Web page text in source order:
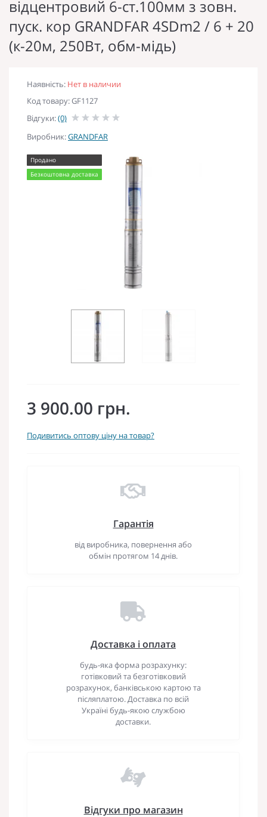
відцентровий 6-ст.100мм з зовн.
пуск. кор GRANDFAR 4SDm2 / 6 + 20
(к-20м, 250Вт, обм-мідь)
Наявність: Нет в наличии
Код товару: GF1127
Відгуки:(0)
Виробник:GRANDFAR
Продано
Безкоштовна доставка
3 900.00 грн.
Подивитись оптову ціну на товар?
Гарантія
від виробника, повернення або
обмін протягом 14 днів.
Доставка і оплата
будь-яка форма розрахунку:
готівковий та безготівковий
розрахунок, банківською картою та
післяплатою. Доставка по всій
Україні будь-якою службою
доставки.
Відгуки про магазин